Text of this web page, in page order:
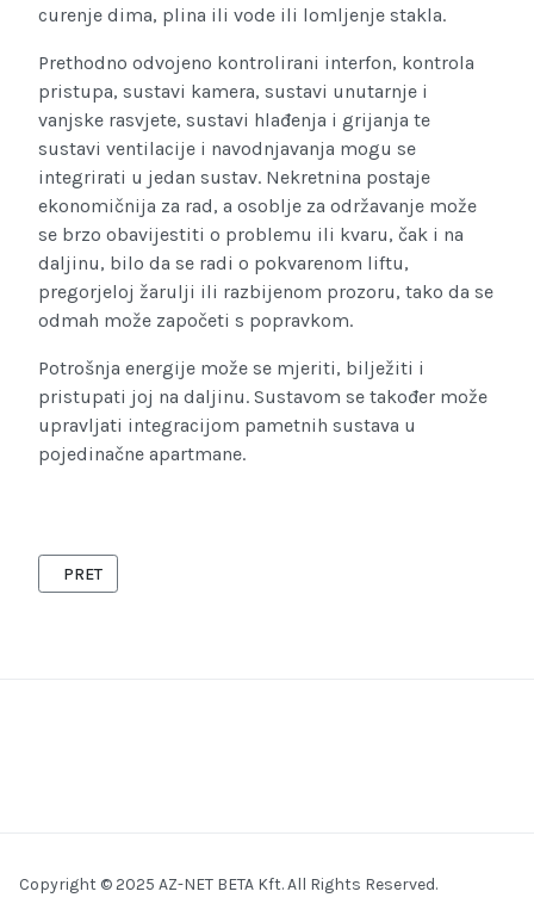
curenje dima, plina ili vode ili lomljenje stakla.
Prethodno odvojeno kontrolirani interfon, kontrola
pristupa, sustavi kamera, sustavi unutarnje i
vanjske rasvjete, sustavi hlađenja i grijanja te
sustavi ventilacije i navodnjavanja mogu se
integrirati u jedan sustav. Nekretnina postaje
ekonomičnija za rad, a osoblje za održavanje može
se brzo obavijestiti o problemu ili kvaru, čak i na
daljinu, bilo da se radi o pokvarenom liftu,
pregorjeloj žarulji ili razbijenom prozoru, tako da se
odmah može započeti s popravkom.
Potrošnja energije može se mjeriti, bilježiti i
pristupati joj na daljinu. Sustavom se također može
upravljati integracijom pametnih sustava u
pojedinačne apartmane.
PRETHODNI ČLANAK: UREDI
PRET
Copyright © 2025 AZ-NET BETA Kft. All Rights Reserved.